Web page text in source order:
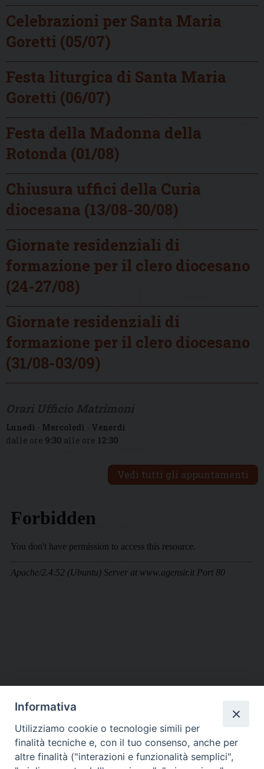
Celebrazioni per Santa Maria
Goretti (05/07)
Festa liturgica di Santa Maria
Goretti (06/07)
Festa della Madonna della
Rotonda (01/08)
Chiusura uffici della Curia
diocesana (13/08-30/08)
Giornate residenziali di
formazione per il clero diocesano
(24-27/08)
Giornate residenziali di
formazione per il clero diocesano
(31/08-03/09)
Lunedì - Mercoledì - Venerdì
dalle ore 9:30 alle ore 12:30
Vedi tutti gli appuntamenti
DIOCESI SUBURBICARIA DI ALBANO
Contatti:Tel.: 06.93268401 - Fax.: 06.9323844
E-mail:curia@diocesidialbano.it
Informativa
Utilizziamo cookie o tecnologie simili per
finalità tecniche e, con il tuo consenso, anche per
altre finalità ("interazioni e funzionalità semplici",